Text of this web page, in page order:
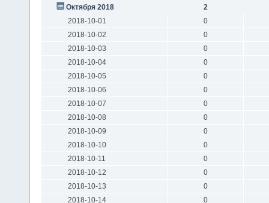
Октября 2018
2
2018-10-01
0
2018-10-02
0
2018-10-03
0
2018-10-04
0
2018-10-05
0
2018-10-06
0
2018-10-07
0
2018-10-08
0
2018-10-09
0
2018-10-10
0
2018-10-11
0
2018-10-12
0
2018-10-13
0
2018-10-14
0